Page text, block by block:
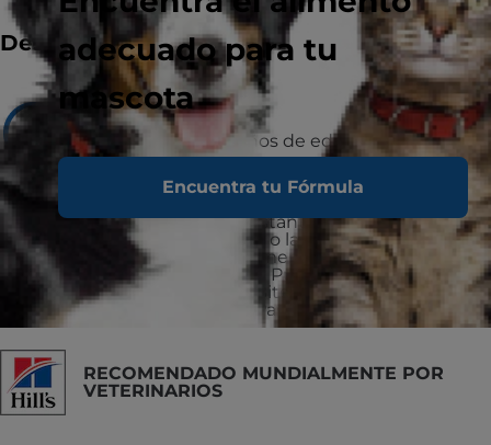
adecuado para tu
mascota
Encuentra tu Fórmula
Destacados
Recomendado para
Perros adultos 7+ años de edad.
Cachorros, perras gestantes o lactantes.
Durante la gestación o lactancia, las perras
deben cambiar al alimento seco para perros
Hill’s® Science Diet® Puppy, Hill’s® Science
Diet® Puppy Small Bites o Hill’s® Science
Diet® Puppy Small Paws™
RECOMENDADO MUNDIALMENTE POR
VETERINARIOS